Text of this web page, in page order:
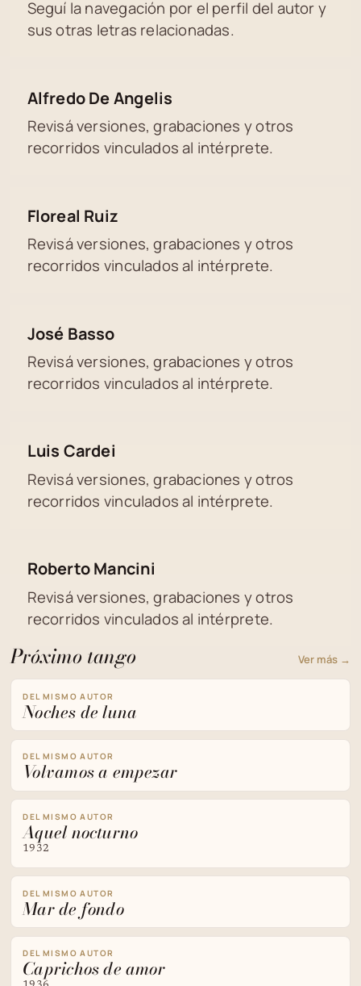
Seguí la navegación por el perfil del autor y
sus otras letras relacionadas.
Alfredo De Angelis
Revisá versiones, grabaciones y otros
recorridos vinculados al intérprete.
Floreal Ruiz
Revisá versiones, grabaciones y otros
recorridos vinculados al intérprete.
José Basso
Revisá versiones, grabaciones y otros
recorridos vinculados al intérprete.
Luis Cardei
Revisá versiones, grabaciones y otros
recorridos vinculados al intérprete.
Roberto Mancini
Revisá versiones, grabaciones y otros
recorridos vinculados al intérprete.
Próximo tango Ver más →
DEL MISMO AUTOR
Noches de luna
DEL MISMO AUTOR
Volvamos a empezar
DEL MISMO AUTOR
Aquel nocturno
1932
DEL MISMO AUTOR
Mar de fondo
DEL MISMO AUTOR
Caprichos de amor